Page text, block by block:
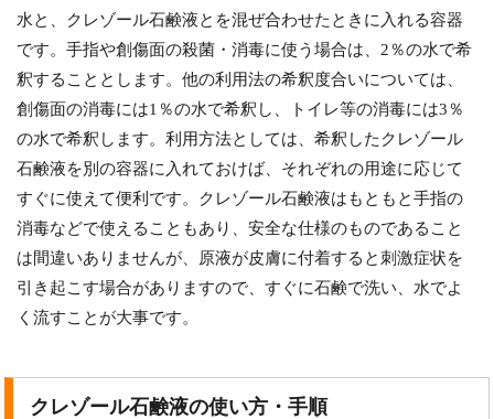
水と、クレゾール石鹸液とを混ぜ合わせたときに入れる容器
です。手指や創傷面の殺菌・消毒に使う場合は、2％の水で希
釈することとします。他の利用法の希釈度合いについては、
創傷面の消毒には1％の水で希釈し、トイレ等の消毒には3％
の水で希釈します。利用方法としては、希釈したクレゾール
石鹸液を別の容器に入れておけば、それぞれの用途に応じて
すぐに使えて便利です。クレゾール石鹸液はもともと手指の
消毒などで使えることもあり、安全な仕様のものであること
は間違いありませんが、原液が皮膚に付着すると刺激症状を
引き起こす場合がありますので、すぐに石鹸で洗い、水でよ
く流すことが大事です。
クレゾール石鹸液の使い方・手順